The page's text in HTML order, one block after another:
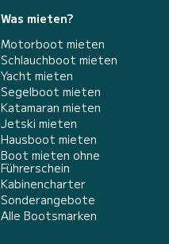
Was mieten?
Motorboot mieten
Schlauchboot mieten
Yacht mieten
Segelboot mieten
Katamaran mieten
Jetski mieten
Hausboot mieten
Boot mieten ohne
Führerschein
Kabinencharter
Sonderangebote
Alle Bootsmarken